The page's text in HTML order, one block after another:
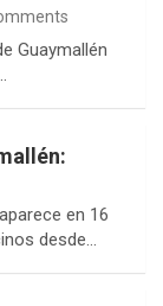
Guaymallén
en 16
desde…